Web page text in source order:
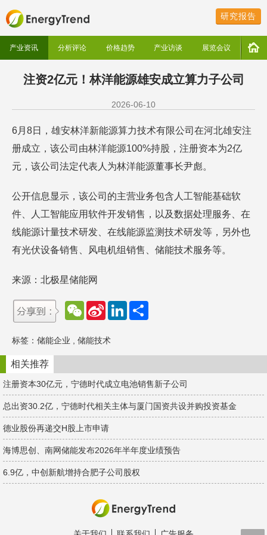
研究报告
产业资讯 分析评论 价格趋势 产业访谈 展览会议
注资2亿元！林洋能源雄安成立算力子公司
2026-06-10
6月8日，雄安林洋新能源算力技术有限公司在河北雄安注
册成立，该公司由林洋能源100%持股，注册资本为2亿
元，该公司法定代表人为林洋能源董事长尹彪。
公开信息显示，该公司的主营业务包含人工智能基础软
件、人工智能应用软件开发销售，以及数据处理服务、在
线能源计量技术研发、在线能源监测技术研发等，另外也
有光伏设备销售、风电机组销售、储能技术服务等。
来源：北极星储能网
W
e
h
a
t
S
a
W
e
b
o
L
d
n
标签： 储能企业 储能技术
相关推荐
注册资本30亿元，宁德时代成立电池销售新子公司
总出资30.2亿，宁德时代相关主体与厦门国资共设并购投资基金
德业股份再递交H股上市申请
海博思创、南网储能发布2026年半年度业绩预告
6.9亿，中创新航增持合肥子公司股权